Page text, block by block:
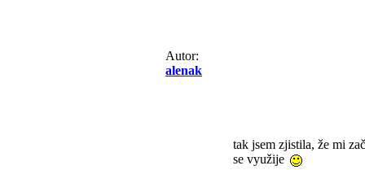
Autor:
alenak
tak jsem zjistila, že mi
se využije